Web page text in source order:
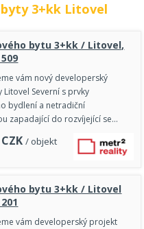
3+kk Litovel
bytu 3+kk / Litovel,
vám nový developerský
Litovel Severní s prvky
bydlení a netradiční
zapadající do rozvíjející se…
CZK / objekt
bytu 3+kk / Litovel
vám developerský projekt